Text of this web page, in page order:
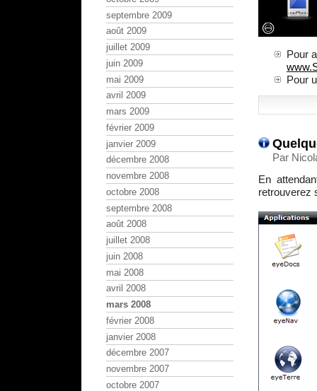
Pour
Pour
Par
En
retrouverez
septembre 2009
août 2009
juillet 2009
juin 2009
mai 2009
avril 2009
mars 2009
février 2009
janvier 2009
décembre 2008
novembre 2008
octobre 2008
septembre 2008
août 2008
juillet 2008
juin 2008
mai 2008
avril 2008
mars 2008
février 2008
janvier 2008
décembre 2007
novembre 2007
octobre 2007